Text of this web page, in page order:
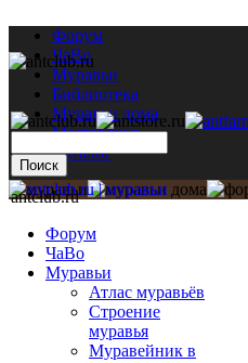
Форум
ЧаВо
Муравьи
Библиотека
Муравьи дома
Мастерская
Каталог
antclub.ru
Форум
ЧаВо
Муравьи
Атлас муравьёв
Строение
муравья
Муравейник в